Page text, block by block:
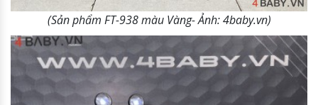
(Sản phẩm FT-938 màu Vàng- Ảnh: 4baby.vn)